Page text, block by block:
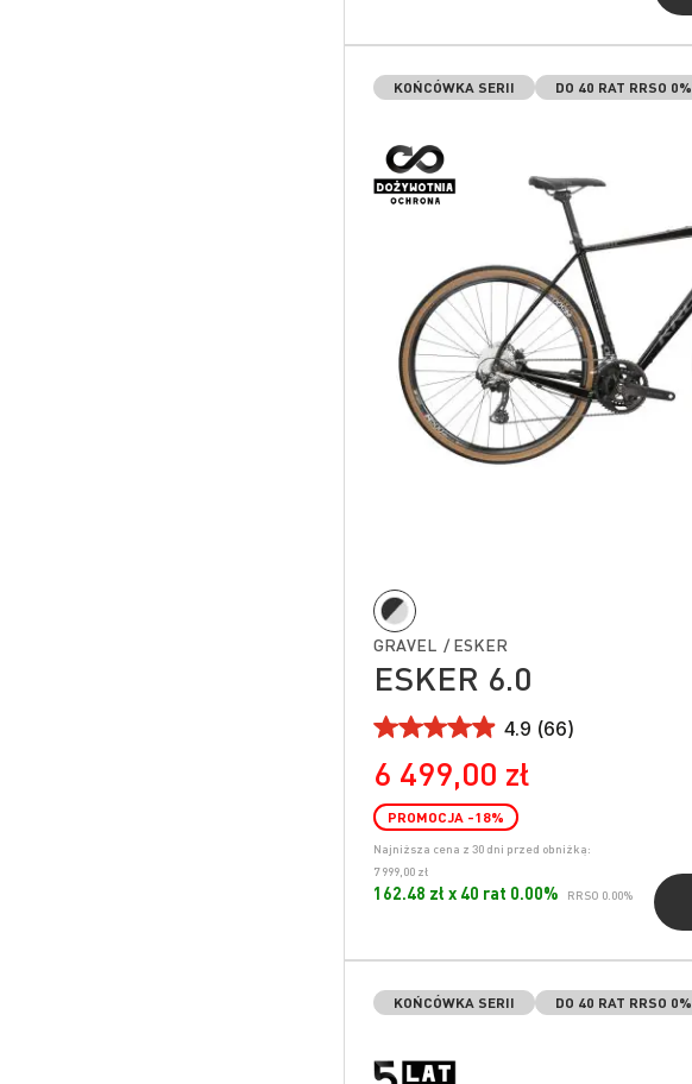
KOŃCÓWKA SERII DO 40 RAT RRSO 0%
GRAVEL / ESKER
ESKER 6.0
4.9 (66)
6 499,00 zł
PROMOCJA -18%
Najniższa cena z 30 dni przed obniżką:
7 999,00 zł
162.48 zł x 40 rat 0.00% RRSO 0.00%
KOŃCÓWKA SERII DO 40 RAT RRSO 0%